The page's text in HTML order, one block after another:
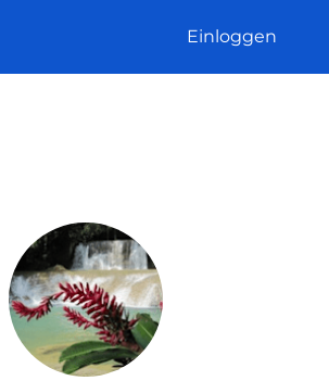
Einloggen